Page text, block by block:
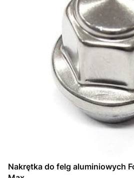
Nakrętka do felg aluminiowych